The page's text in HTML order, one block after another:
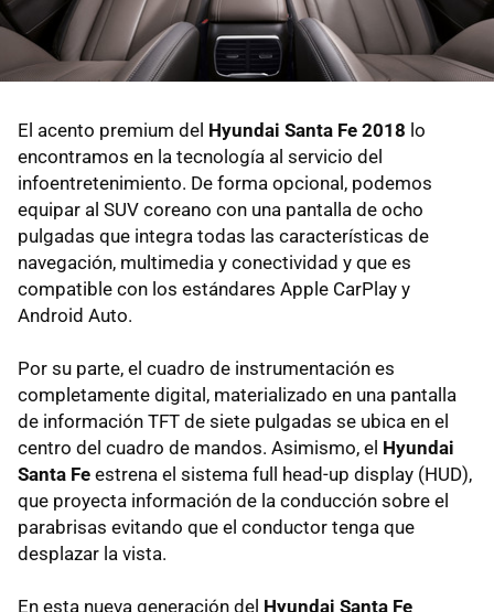
El acento premium del Hyundai Santa Fe 2018 lo
encontramos en la tecnología al servicio del
infoentretenimiento. De forma opcional, podemos
equipar al SUV coreano con una pantalla de ocho
pulgadas que integra todas las características de
navegación, multimedia y conectividad y que es
compatible con los estándares Apple CarPlay y
Android Auto.
Por su parte, el cuadro de instrumentación es
completamente digital, materializado en una pantalla
de información TFT de siete pulgadas se ubica en el
centro del cuadro de mandos. Asimismo, el Hyundai
Santa Fe estrena el sistema full head-up display (HUD),
que proyecta información de la conducción sobre el
parabrisas evitando que el conductor tenga que
desplazar la vista.
En esta nueva generación del Hyundai Santa Fe